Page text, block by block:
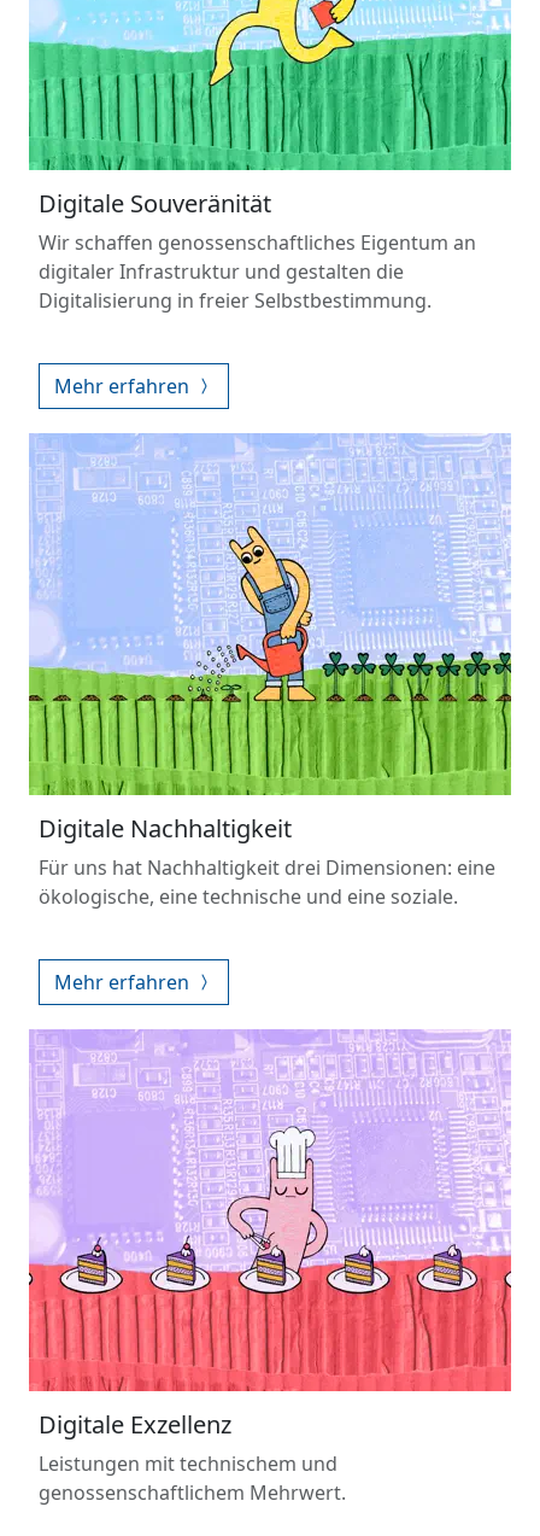
Digitale Souveränität
Wir schaffen genossenschaftliches Eigentum an
digitaler Infrastruktur und gestalten die
Digitalisierung in freier Selbstbestimmung.
Mehr erfahren
Digitale Nachhaltigkeit
Für uns hat Nachhaltigkeit drei Dimensionen: eine
ökologische, eine technische und eine soziale.
Mehr erfahren
Digitale Exzellenz
Leistungen mit technischem und
genossenschaftlichem Mehrwert.